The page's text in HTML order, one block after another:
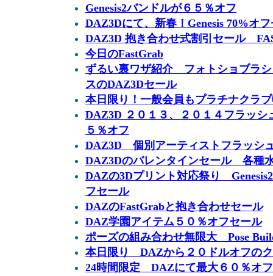
Genesis2バンドルが６５％オフ
DAZ3Dにて、新春！Genesis 70%オ
DAZ3D 抱き合わせ式割引セール
今日のFastGrab
ずるい裏ワザ紹介 フォトショブラ
スのDAZ3Dセール
本日限り！一般会員もプラチナクラ
DAZ3D ２０１３、２０１４フラッ
５％オフ
DAZ3D 個別アーティストフラッシ
DAZ3Dのバレンタインセール 各種
DAZの3Dプリント対応祭り
フセール
DAZのFastGrabと抱き合わせセール
DAZ学園アイテム５０％オフセール
ポーズの組み合わせ無限大 Pose
本日限り DAZから２０ドルオフの
24時間限定 DAZにて最大６０％オ